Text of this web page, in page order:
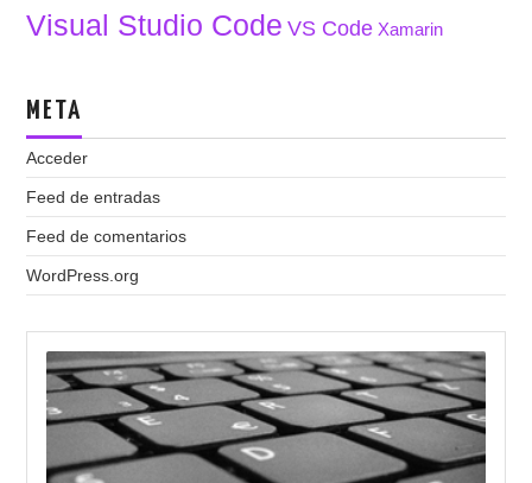
Visual Studio Code VS Code Xamarin
META
Acceder
Feed de entradas
Feed de comentarios
WordPress.org